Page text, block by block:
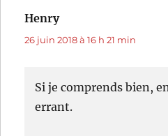
Henrydit :
26 juin 2018 à 16 h 21 min
Si je comprends bien,
errant.